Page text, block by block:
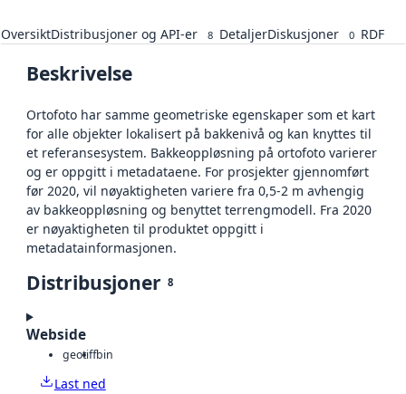
OversiktDistribusjoner og API-er 8 DetaljerDiskusjoner 0 RDF
Beskrivelse
Ortofoto har samme geometriske egenskaper som et kart
for alle objekter lokalisert på bakkenivå og kan knyttes til
et referansesystem. Bakkeoppløsning på ortofoto varierer
og er oppgitt i metadataene. For prosjekter gjennomført
før 2020, vil nøyaktigheten variere fra 0,5-2 m avhengig
av bakkeoppløsning og benyttet terrengmodell. Fra 2020
er nøyaktigheten til produktet oppgitt i
metadatainformasjonen.
Distribusjoner 8
Webside
geotiffbin
Last ned